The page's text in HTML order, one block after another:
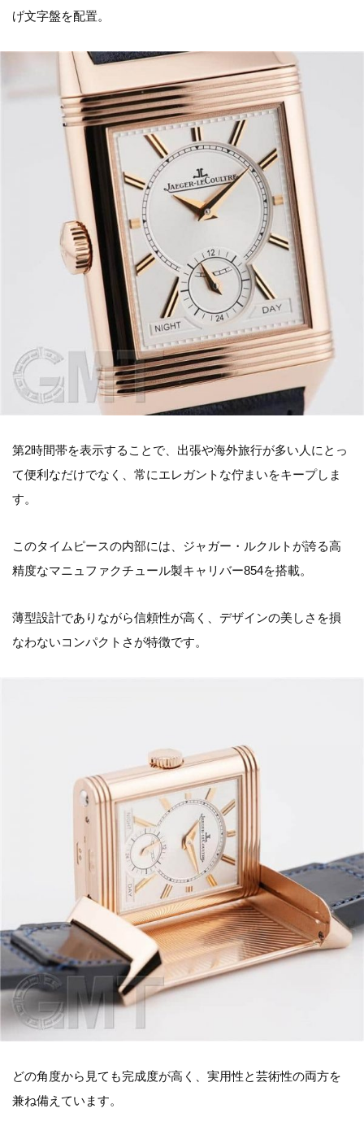
げ文字盤を配置。
第2時間帯を表示することで、出張や海外旅行が多い人にとっ
て便利なだけでなく、常にエレガントな佇まいをキープしま
す。
このタイムピースの内部には、ジャガー・ルクルトが誇る高
精度なマニュファクチュール製キャリバー854を搭載。
薄型設計でありながら信頼性が高く、デザインの美しさを損
なわないコンパクトさが特徴です。
どの角度から見ても完成度が高く、実用性と芸術性の両方を
兼ね備えています。